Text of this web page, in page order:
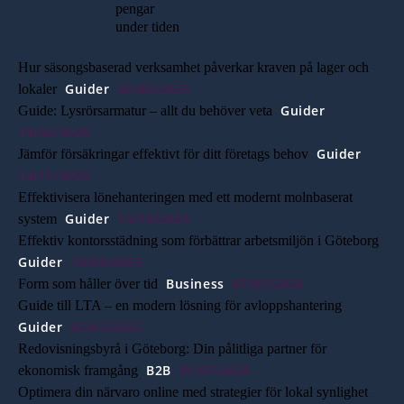
pengar
under tiden
Hur säsongsbaserad verksamhet påverkar kraven på lager och
lokaler Guider 02/06/2026
Guide: Lysrörsarmatur – allt du behöver veta Guider
19/02/2026
Jämför försäkringar effektivt för ditt företags behov Guider
14/11/2025
Effektivisera lönehanteringen med ett modernt molnbaserat
system Guider 13/10/2025
Effektiv kontorsstädning som förbättrar arbetsmiljön i Göteborg
Guider 10/09/2025
Form som håller över tid Business 07/07/2025
Guide till LTA – en modern lösning för avloppshantering
Guider 02/07/2025
Redovisningsbyrå i Göteborg: Din pålitliga partner för
ekonomisk framgång
B2B 01/07/2025
Optimera din närvaro online med strategier för lokal synlighet